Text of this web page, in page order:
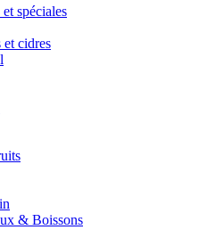
spéciales
et cidres
& Boissons